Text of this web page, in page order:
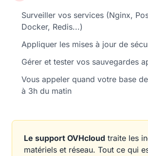
Surveiller vos services (Nginx,
Docker, Redis...)
Appliquer les mises à jour de
Gérer et tester vos sauvegardes
Vous appeler quand votre base
à 3h du matin
Le support OVHcloud traite les
matériels et réseau. Tout ce qui